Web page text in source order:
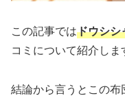
この記事ではドウシシ
コミについて紹介しま
結論から言うとこの